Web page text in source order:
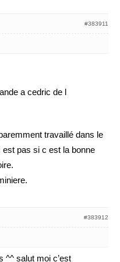
#383911
a cedric de l
travaillé dans le
pas si c est la bonne
#383912
^^ salut moi c’est